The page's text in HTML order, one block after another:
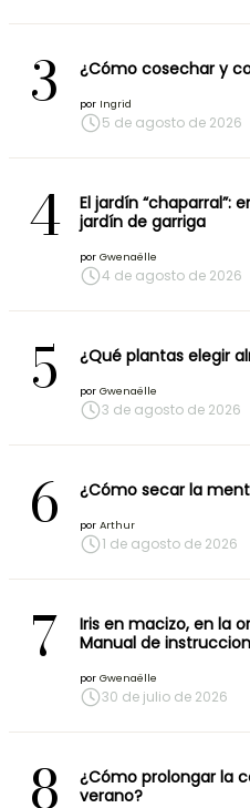
3 ¿Cómo cosechar y
por Ingrid
5 de agosto de 2026
4
El jardín “chaparral”:
jardín de garriga
por Gwenaëlle
4 de agosto de 2026
5 ¿Qué plantas elegir
por Gwenaëlle
3 de agosto de 2026
6 ¿Cómo secar la
por Arthur
1 de agosto de 2026
7
Iris en macizo, en la
Manual de
por Gwenaëlle
30 de julio de 2026
8
¿Cómo prolongar la
verano?